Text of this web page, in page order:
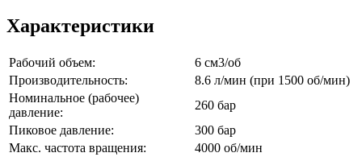
Характеристики
Рабочий объем:
6 см3/об
Производительность:
8.6 л/мин (при 1500 об/мин)
Номинальное (рабочее)
давление:
260 бар
Пиковое давление:
300 бар
Макс. частота вращения:
4000 об/мин